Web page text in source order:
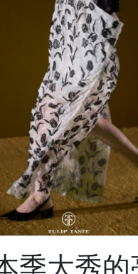
季大秀